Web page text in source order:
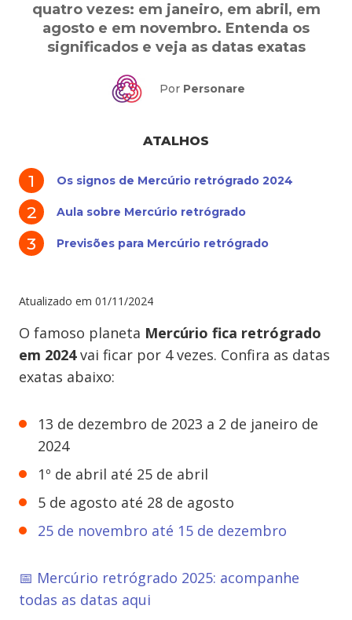
quatro vezes: em janeiro, em abril, em
agosto e em novembro. Entenda os
significados e veja as datas exatas
Por Personare
ATALHOS
Os signos de Mercúrio retrógrado 2024
Aula sobre Mercúrio retrógrado
Previsões para Mercúrio retrógrado
Atualizado em 01/11/2024
O famoso planeta Mercúrio fica retrógrado
em 2024vai ficar por 4 vezes. Confira as datas
exatas abaixo:
13 de dezembro de 2023 a 2 de janeiro de
2024
1º de abril até 25 de abril
5 de agosto até 28 de agosto
25 de novembro até 15 de dezembro
📅 Mercúrio retrógrado 2025: acompanhe
todas as datas aqui